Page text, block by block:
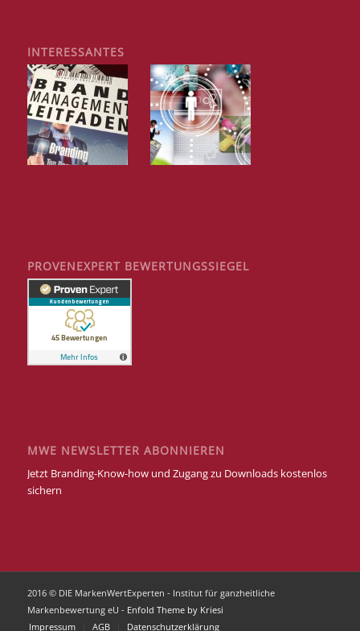
INTERESSANTES
PROVENEXPERT BEWERTUNGSSIEGEL
MWE NEWSLETTER ABONNIEREN
Jetzt Branding-Know-how und Zugang zu Downloads kostenlos
sichern
2016 © DIE MarkenWertExperten - Institut für ganzheitliche
Markenbewertung eU - Enfold Theme by Kriesi
Impressum
AGB Datenschutzerklärung